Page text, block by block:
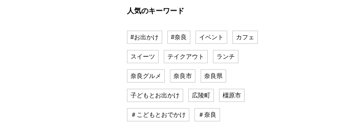
人気のキーワード
#お出かけ #奈良 イベント カフェ
スイーツ テイクアウト ランチ
奈良グルメ 奈良市 奈良県
子どもとお出かけ 広陵町 橿原市
＃こどもとおでかけ ＃奈良